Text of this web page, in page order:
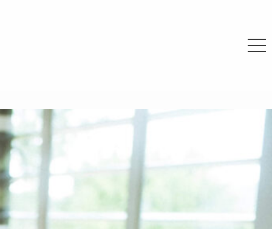
いうのは、本当の美味しさと
は別だったんだ」- ドメー